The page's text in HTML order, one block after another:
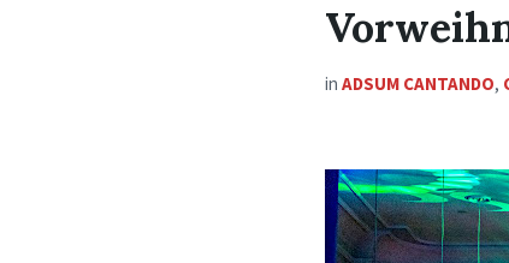
inADSUM CANTANDO,